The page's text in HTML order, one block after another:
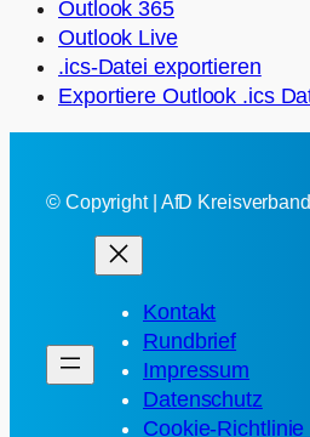
Outlook 365
Outlook Live
.ics-Datei exportieren
Exportiere Outlook .ics
© Copyright | AfD
Kontakt
Rundbrief
Impressum
Datenschutz
Cookie-Richtlinie